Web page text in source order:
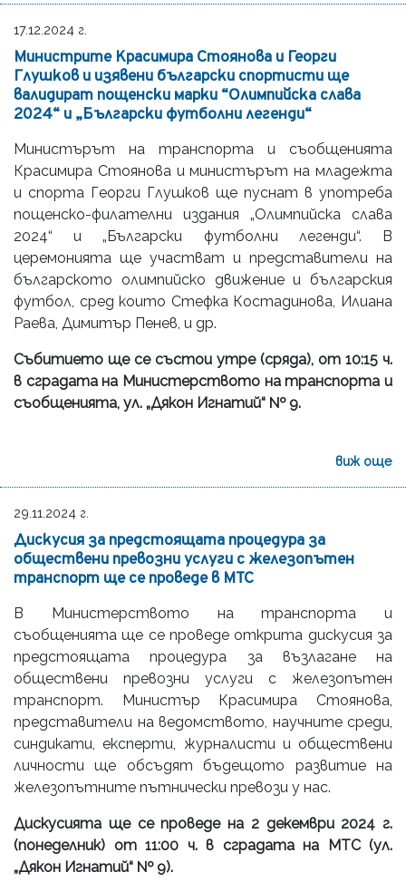
17.12.2024 г.
Министрите Красимира Стоянова и Георги
Глушков и изявени български спортисти ще
валидират пощенски марки “Олимпийска слава
2024“ и „Български футболни легенди“
Министърът на транспорта и съобщенията
Красимира Стоянова и министърът на младежта
и спорта Георги Глушков ще пуснат в употреба
пощенско-филателни издания „Олимпийска слава
2024“ и „Български футболни легенди“. В
церемонията ще участват и представители на
българското олимпийско движение и българския
футбол, сред които Стефка Костадинова, Илиана
Раева, Димитър Пенев, и др.
Събитието ще се състои утре (сряда), от 10:15 ч.
в сградата на Министерството на транспорта и
съобщенията, ул. „Дякон Игнатий“ № 9.
виж още
29.11.2024 г.
Дискусия за предстоящата процедура за
обществени превозни услуги с железопътен
транспорт ще се проведе в МТС
В Министерството на транспорта и
съобщенията ще се проведе открита дискусия за
предстоящата процедура за възлагане на
обществени превозни услуги с железопътен
транспорт. Министър Красимира Стоянова,
представители на ведомството, научните среди,
синдикати, експерти, журналисти и обществени
личности ще обсъдят бъдещото развитие на
железопътните пътнически превози у нас.
Дискусията ще се проведе на 2 декември 2024 г.
(понеделник) от 11:00 ч. в сградата на МТС (ул.
„Дякон Игнатий“ № 9).